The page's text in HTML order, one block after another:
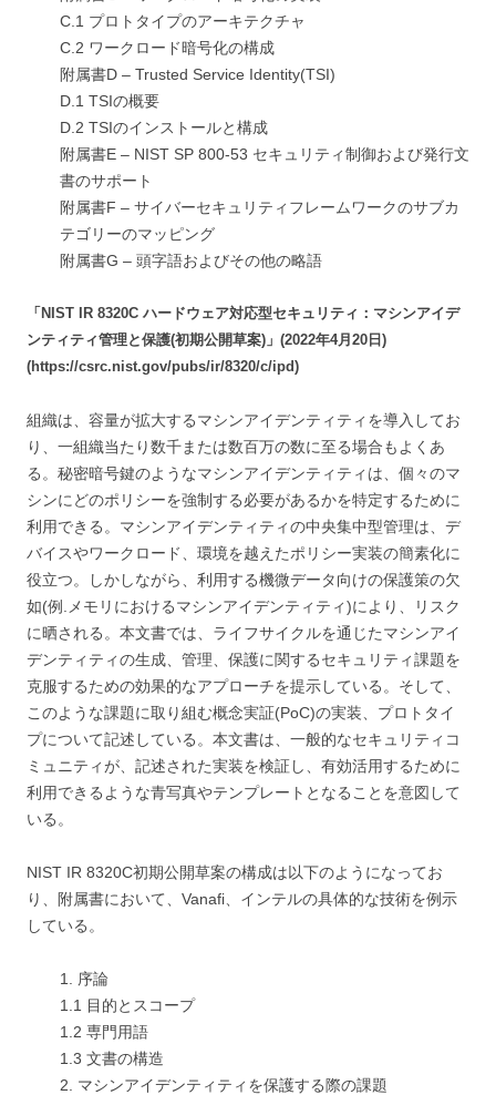
C.1 プロトタイプのアーキテクチャ
C.2 ワークロード暗号化の構成
附属書D – Trusted Service Identity(TSI)
D.1 TSIの概要
D.2 TSIのインストールと構成
附属書E – NIST SP 800-53 セキュリティ制御および発行文
書のサポート
附属書F – サイバーセキュリティフレームワークのサブカ
テゴリーのマッピング
附属書G – 頭字語およびその他の略語
「NIST IR 8320C ハードウェア対応型セキュリティ：マシンアイデ
ンティティ管理と保護(初期公開草案)」(2022年4月20日)
(https://csrc.nist.gov/pubs/ir/8320/c/ipd)
組織は、容量が拡大するマシンアイデンティティを導入してお
り、一組織当たり数千または数百万の数に至る場合もよくあ
る。秘密暗号鍵のようなマシンアイデンティティは、個々のマ
シンにどのポリシーを強制する必要があるかを特定するために
利用できる。マシンアイデンティティの中央集中型管理は、デ
バイスやワークロード、環境を越えたポリシー実装の簡素化に
役立つ。しかしながら、利用する機微データ向けの保護策の欠
如(例.メモリにおけるマシンアイデンティティ)により、リスク
に晒される。本文書では、ライフサイクルを通じたマシンアイ
デンティティの生成、管理、保護に関するセキュリティ課題を
克服するための効果的なアプローチを提示している。そして、
このような課題に取り組む概念実証(PoC)の実装、プロトタイ
プについて記述している。本文書は、一般的なセキュリティコ
ミュニティが、記述された実装を検証し、有効活用するために
利用できるような青写真やテンプレートとなることを意図して
いる。
NIST IR 8320C初期公開草案の構成は以下のようになってお
り、附属書において、Vanafi、インテルの具体的な技術を例示
している。
1. 序論
1.1 目的とスコープ
1.2 専門用語
1.3 文書の構造
2. マシンアイデンティティを保護する際の課題